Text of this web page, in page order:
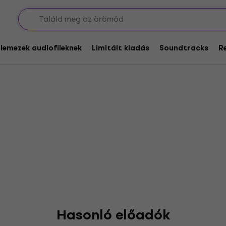
audiofileknek Limitált kiadás Soundtracks
Peach
Hasonló előadók